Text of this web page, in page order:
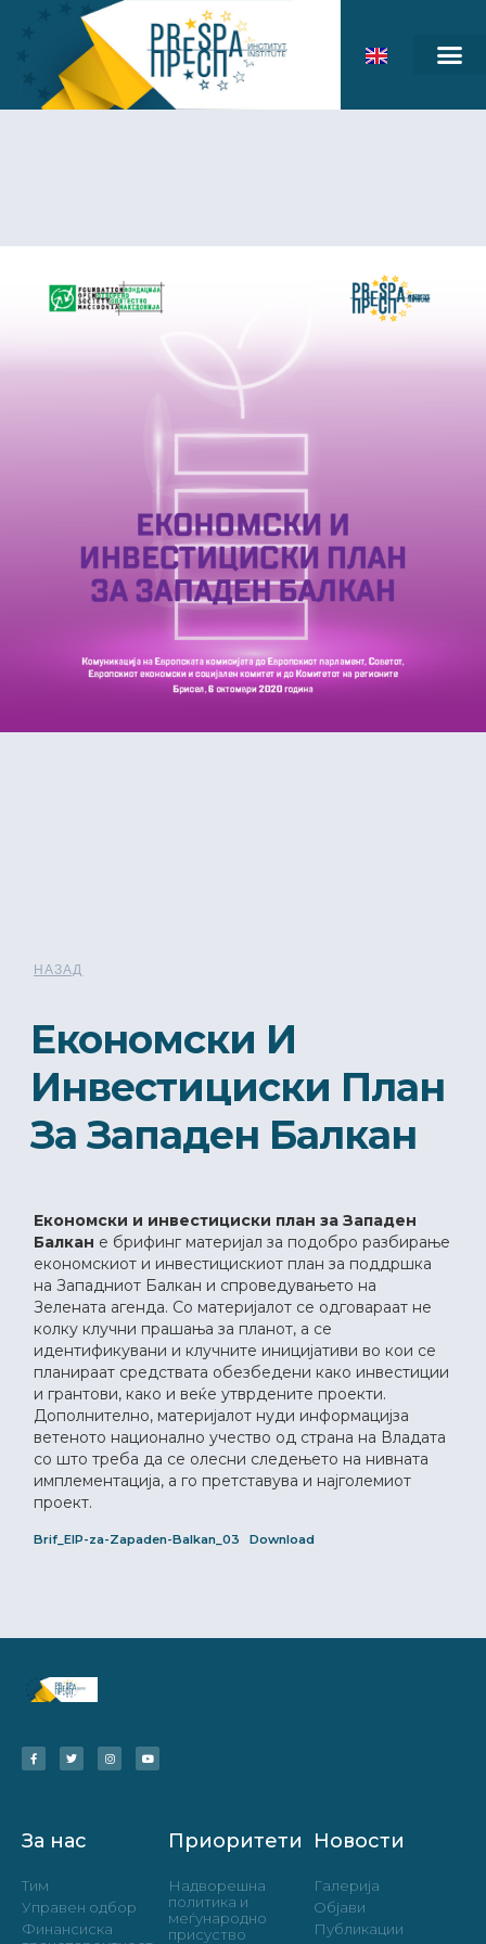
НАЗАД
Економски И
Инвестициски План
За Западен Балкан
Економски и инвестициски план за Западен
Балкан е брифинг материјал за подобро разбирање
економскиот и инвестицискиот план за поддршка
на Западниот Балкан и спроведувањето на
Зелената агенда. Со материјалот се одговараат не
колку клучни прашања за планот, а се
идентификувани и клучните иницијативи во кои се
планираат средствата обезбедени како инвестиции
и грантови, како и веќе утврдените проекти.
Дополнително, материјалот нуди информацијза
ветеното национално учество од страна на Владата
со што треба да се олесни следењето на нивната
имплементација, а го претставува и најголемиот
проект.
Brif_EIP-za-Zapaden-Balkan_03 Download
За нас
Тим
Управен одбор
Финансиска
Приоритети
Надворешна
политика и
меѓународно
присуство
Новости
Галерија
Објави
Публикации